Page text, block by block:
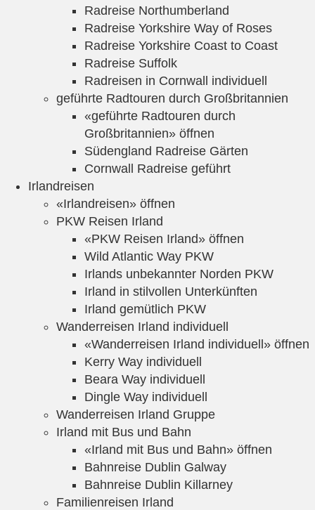
Radreise Northumberland
Radreise Yorkshire Way of Roses
Radreise Yorkshire Coast to Coast
Radreise Suffolk
Radreisen in Cornwall individuell
geführte Radtouren durch Großbritannien
«geführte Radtouren durch
Großbritannien» öffnen
Südengland Radreise Gärten
Cornwall Radreise geführt
Irlandreisen
«Irlandreisen» öffnen
PKW Reisen Irland
«PKW Reisen Irland» öffnen
Wild Atlantic Way PKW
Irlands unbekannter Norden PKW
Irland in stilvollen Unterkünften
Irland gemütlich PKW
Wanderreisen Irland individuell
«Wanderreisen Irland individuell» öffnen
Kerry Way individuell
Beara Way individuell
Dingle Way individuell
Wanderreisen Irland Gruppe
Irland mit Bus und Bahn
«Irland mit Bus und Bahn» öffnen
Bahnreise Dublin Galway
Bahnreise Dublin Killarney
Familienreisen Irland